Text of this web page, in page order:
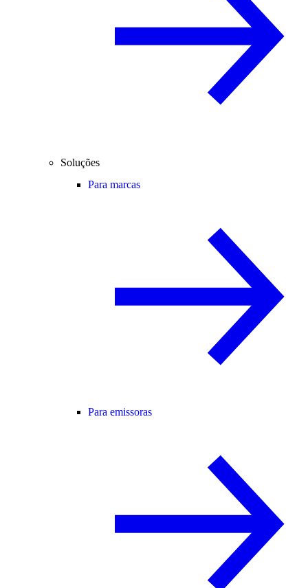
Soluções
Para marcas
Para emissoras